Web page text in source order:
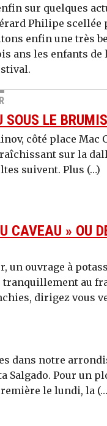
sur quelques
Philipe scellée
enfin une très
ans les enfants de
SOUS LE
côté place Mac
sur la
suivent. Plus (…)
CAVEAU » OU
un ouvrage à
tranquillement au
dirigez vous
dans notre
Salgado. Pour un
le lundi, la